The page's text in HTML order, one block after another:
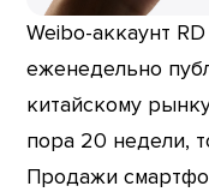
Weibo-аккаунт
еженедельно
китайскому
пора 20 недели,
Продажи